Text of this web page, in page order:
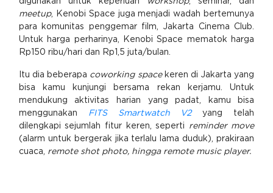
meetup, Kenobi Space juga menjadi wadah bertemunya
para komunitas penggemar film, Jakarta Cinema Club.
Untuk harga perharinya, Kenobi Space mematok harga
Rp150 ribu/hari dan Rp1,5 juta/bulan.
Itu dia beberapa coworking spacekeren di Jakarta yang
bisa kamu kunjungi bersama rekan kerjamu. Untuk
mendukung aktivitas harian yang padat, kamu bisa
menggunakan FITS Smartwatch V2
yang telah
dilengkapi sejumlah fitur keren, seperti reminder move
(alarm untuk bergerak jika terlalu lama duduk), prakiraan
cuaca, remote shot photo, hingga remote music player.